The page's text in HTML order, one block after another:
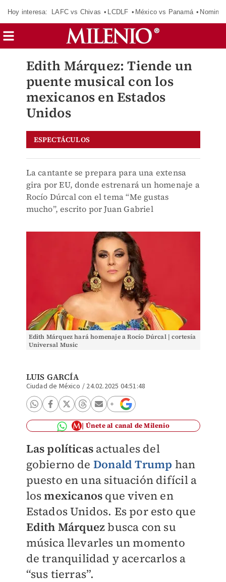
Hoy interesa: LAFC vs Chivas LCDLF México vs Panamá
Edith Márquez: Tiende un
puente musical con los
mexicanos en Estados
Unidos
ESPECTÁCULOS
La cantante se prepara para una extensa
gira por EU, donde estrenará un homenaje a
Rocío Dúrcal con el tema “Me gustas
mucho”, escrito por Juan Gabriel
Edith Márquez hará homenaje a Rocío Dúrcal | cortesía
Universal Music
LUIS GARCÍA
Ciudad de México / 24.02.2025 04:51:48
Únete al canal de Milenio
Las políticas actuales del
gobierno de Donald Trump han
puesto en una situación difícil a
losmexicanos que viven en
Estados Unidos. Es por esto que
Edith Márquezbusca con su
música llevarles un momento
de tranquilidad y acercarlos a
“sus tierras”.